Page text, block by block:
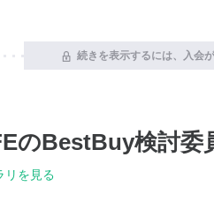
続きを表示するには、入会
のBestBuy検討委
リを見る